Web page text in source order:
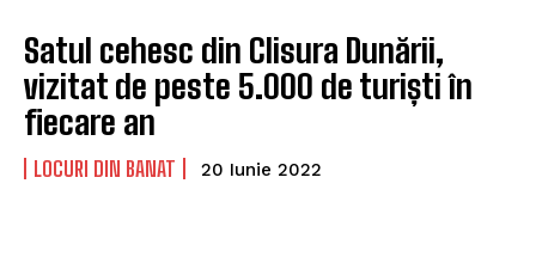
Satul cehesc din Clisura Dunării,
vizitat de peste 5.000 de turiști în
fiecare an
LOCURI DIN BANAT 20 Iunie 2022